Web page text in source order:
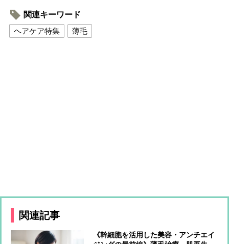
関連キーワード
ヘアケア特集
薄毛
関連記事
《幹細胞を活用した美容・アンチエイ